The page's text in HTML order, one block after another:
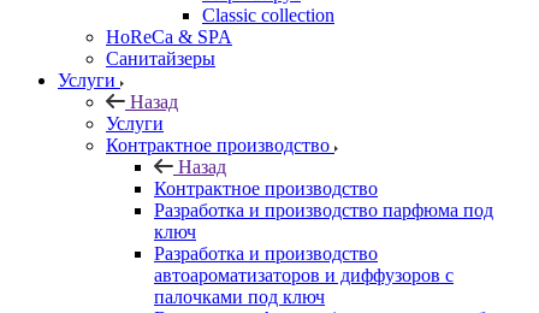
Сlassic collection
HoReCa & SPA
Санитайзеры
Услуги
Назад
Услуги
Контрактное производство
Назад
Контрактное производство
Разработка и производство парфюма под
ключ
Разработка и производство
автоароматизаторов и диффузоров с
палочками под ключ